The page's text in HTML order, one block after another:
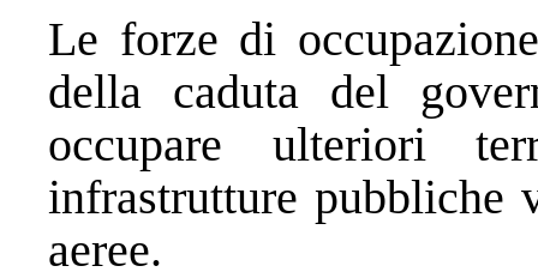
Le forze di
della caduta del
occupare ulteriori
infrastrutture
aeree.